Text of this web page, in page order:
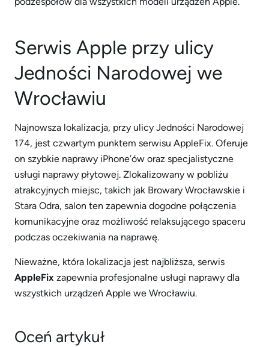
Serwis Apple przy ulicy
Jedności Narodowej we
Wrocławiu
Najnowsza lokalizacja, przy ulicy Jedności Narodowej
174, jest czwartym punktem serwisu AppleFix. Oferuje
on szybkie naprawy iPhone’ów oraz specjalistyczne
usługi naprawy płytowej. Zlokalizowany w pobliżu
atrakcyjnych miejsc, takich jak Browary Wrocławskie i
Stara Odra, salon ten zapewnia dogodne połączenia
komunikacyjne oraz możliwość relaksującego spaceru
podczas oczekiwania na naprawę.
Nieważne, która lokalizacja jest najbliższa, serwis
AppleFix zapewnia profesjonalne usługi naprawy dla
wszystkich urządzeń Apple we Wrocławiu.
Oceń artykuł